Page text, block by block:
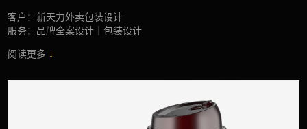
客户：新天力外卖包装设计
服务：品牌全案设计｜包装设计
阅读更多